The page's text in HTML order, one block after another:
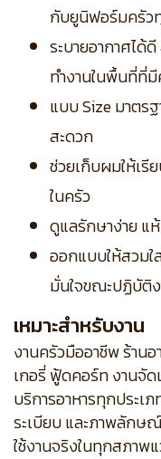
กับยูนิฟอร์มครัว
ระบายอากาศได้
ทำงานในพื้นที่ที่
แบบ Size มาตร
สะดวก
ช่วยเก็บผมให้เรี
ในครัว
ดูแลรักษาง่าย แห้
ออกแบบให้สวม
มั่นใจขณะปฏิบัติ
เหมาะสำหรับงาน
งานครัวมืออาชีพ ร้านอ
เกอรี่ ฟู้ดคอร์ท งานจัด
บริการอาหารทุกประเ
ระเบียบ และภาพลักษ
ใช้งานจริงในทุกสภาพ